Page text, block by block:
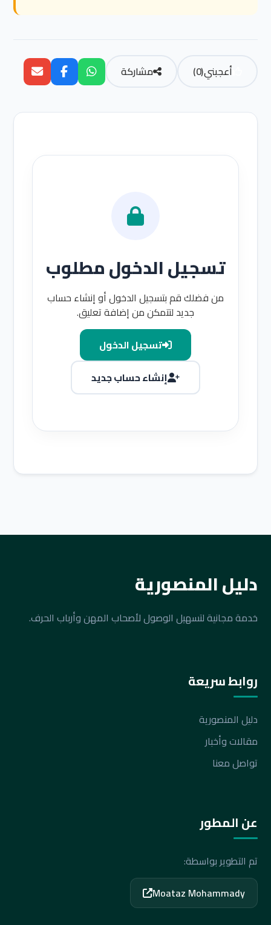
أعجبني(
0
) مشاركة
تسجيل الدخول مطلوب
من فضلك قم بتسجيل الدخول أو إنشاء حساب
جديد لتتمكن من إضافة تعليق.
تسجيل الدخول
إنشاء حساب جديد
دليل المنصورية
خدمة مجانية لتسهيل الوصول لأصحاب المهن وأرباب الحرف.
روابط سريعة
دليل المنصورية
مقالات وأخبار
تواصل معنا
عن المطور
تم التطوير بواسطة:
Moataz Mohammady